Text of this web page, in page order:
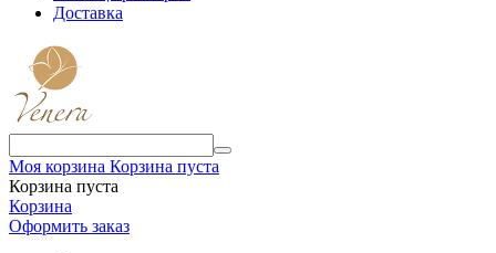
Доставка
Моя корзина Корзина пуста
Корзина пуста
Корзина
Оформить заказ